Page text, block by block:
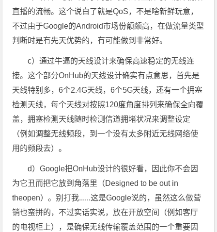
直播的流畅。这个说白了就是QoS，不是啥新鲜玩意，
不过由于Google的Android市场份额颇高，在做流量类型
判断时是有先天优势的，有可能做到非常好。
c）通过牛逼的天线设计来确保高速稳定的无线连
接。这个部分OnHub的天线设计确实有点意思，首先是
天线特别多，6个2.4G天线，6个5G天线，还有一个拥塞
检测天线，每个天线对按照120度角度排列来确保全向覆
盖，拥塞检测天线随时检测信道拥堵状况来调整设定
（例如调整无线频段，到一个没有太多附近无线网络使
用的频段去）。
d）Google把OnHub设计的很好看，因此你不会因
为它丑而把它放到角落里（Designed to be out in
theopen）。别打我......这是Google说的，虽然这么做营
销也蛮拼的，不过实话实说，放在开放空间（例如客厅
的电视柜上），是确保无线传输覆盖范围的一个重要因